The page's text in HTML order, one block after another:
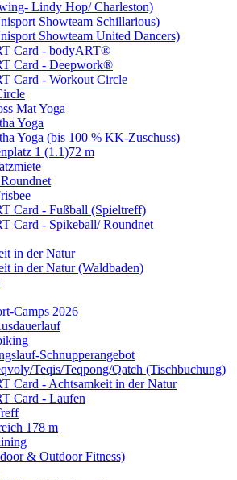
Lindy Hop/ Charleston)
Showteam Schillarious)
Showteam United Dancers)
Card - bodyART®
Card - Deepwork®
Card - Workout Circle
Mat Yoga
Yoga
Yoga (bis 100 % KK-Zuschuss)
1 (1.1)72 m
Card - Fußball (Spieltreff)
Card - Spikeball/ Roundnet
in der Natur
in der Natur (Waldbaden)
Camps 2026
Schnupperangebot
Teqis/Teqpong/Qatch (Tischbuchung)
Card - Achtsamkeit in der Natur
Card - Laufen
1 78 m
& Outdoor Fitness)